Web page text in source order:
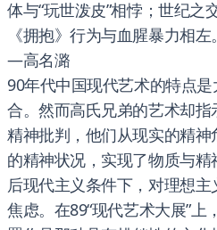
体与“玩世泼皮”相悖；世纪之
《拥抱》行为与血腥暴力相左。
—高名潞
90年代中国现代艺术的特点
合。然而高氏兄弟的艺术却
精神批判，他们从现实的精
的精神状况，实现了物质与
后现代主义条件下，对理想
焦虑。在89“现代艺术大展”上